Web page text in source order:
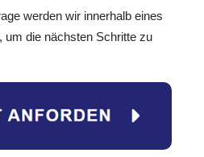
werden wir innerhalb eines
um die nächsten Schritte zu